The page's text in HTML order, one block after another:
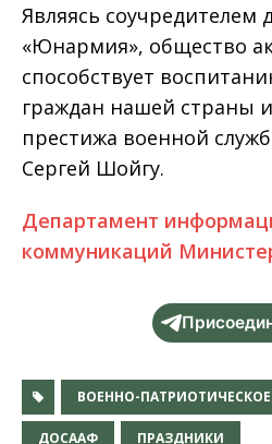
Являясь соучредителем
«Юнармия», общество
способствует
граждан нашей страны
престижа военной
Сергей Шойгу.
Департамент
коммуникаций
ВОЕННО-
ДОСААФ ПРАЗДНИКИ